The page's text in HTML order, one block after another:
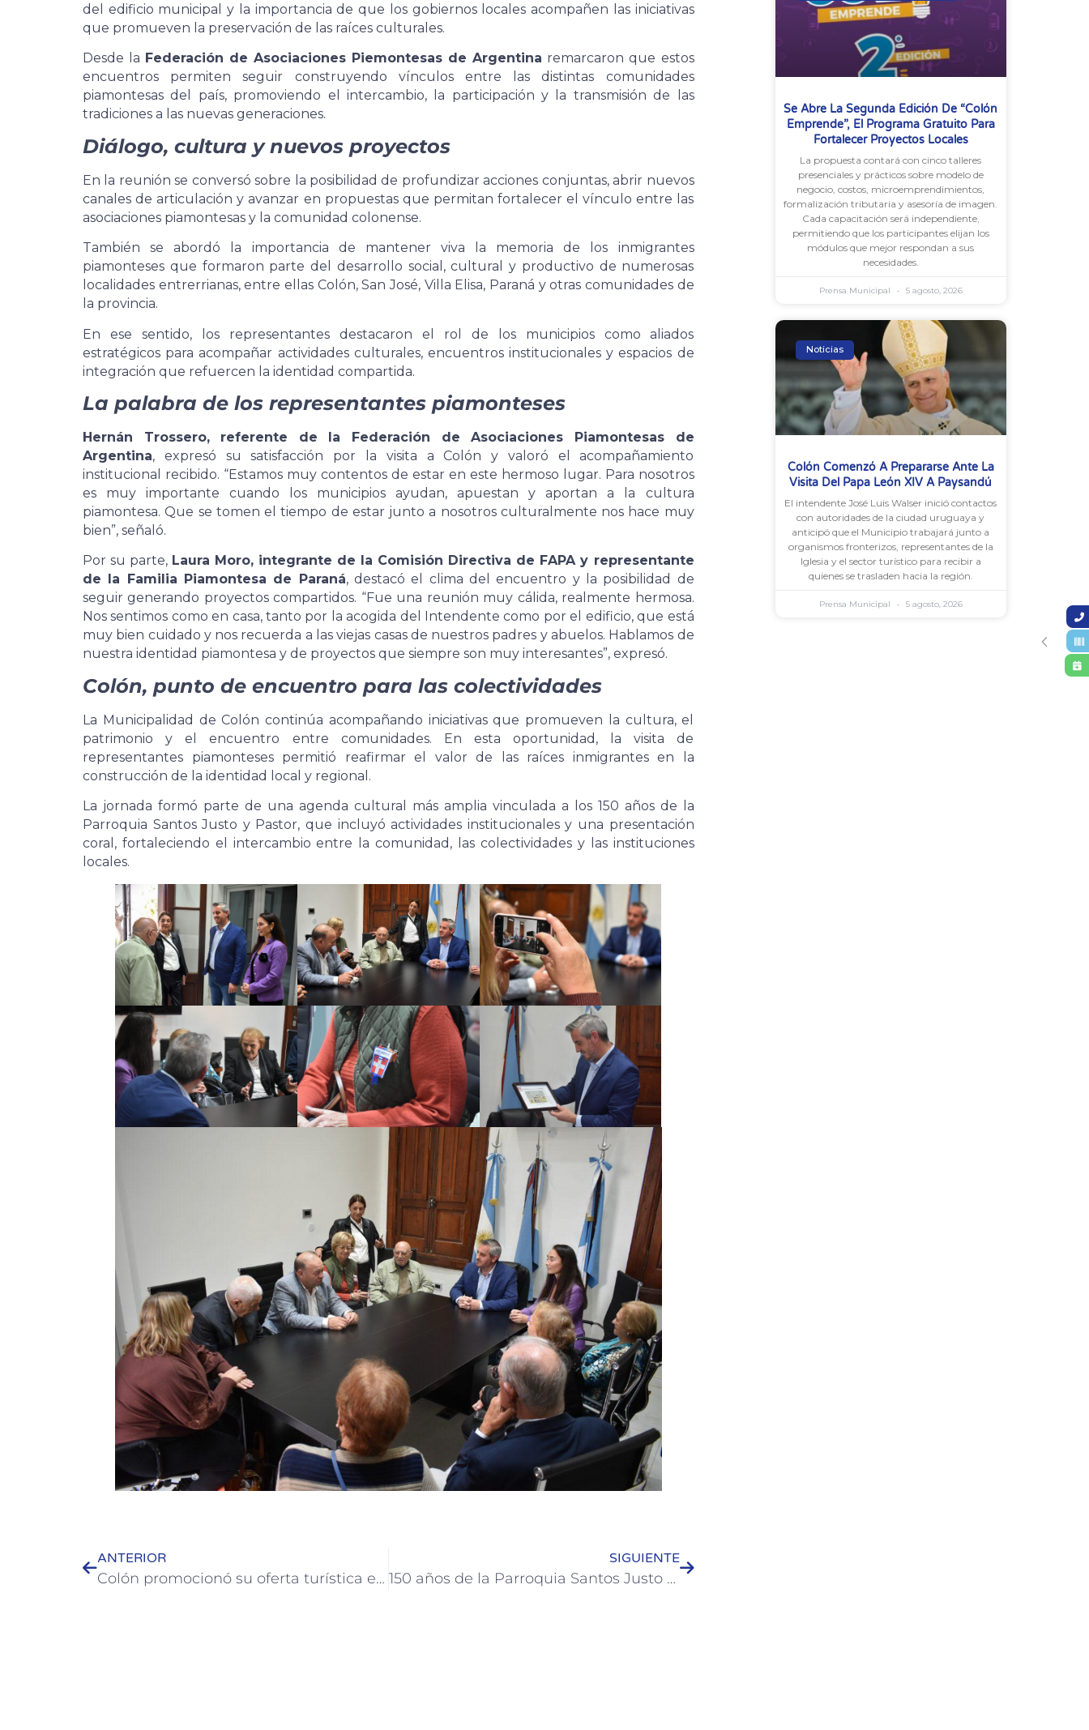
del edificio municipal y la importancia de que los gobiernos locales acompañen las iniciativas
que promueven la preservación de las raíces culturales.
Desde la Federación de Asociaciones Piemontesas de Argentina remarcaron que estos
encuentros permiten seguir construyendo vínculos entre las distintas comunidades
piamontesas del país, promoviendo el intercambio, la participación y la transmisión de las
tradiciones a las nuevas generaciones.
Diálogo, cultura y nuevos proyectos
En la reunión se conversó sobre la posibilidad de profundizar acciones conjuntas, abrir nuevos
canales de articulación y avanzar en propuestas que permitan fortalecer el vínculo entre las
asociaciones piamontesas y la comunidad colonense.
También se abordó la importancia de mantener viva la memoria de los inmigrantes
piamonteses que formaron parte del desarrollo social, cultural y productivo de numerosas
localidades entrerrianas, entre ellas Colón, San José, Villa Elisa, Paraná y otras comunidades de
la provincia.
En ese sentido, los representantes destacaron el rol de los municipios como aliados
estratégicos para acompañar actividades culturales, encuentros institucionales y espacios de
integración que refuercen la identidad compartida.
La palabra de los representantes piamonteses
Hernán Trossero, referente de la Federación de Asociaciones Piamontesas de
Argentina, expresó su satisfacción por la visita a Colón y valoró el acompañamiento
institucional recibido. “Estamos muy contentos de estar en este hermoso lugar. Para nosotros
es muy importante cuando los municipios ayudan, apuestan y aportan a la cultura
piamontesa. Que se tomen el tiempo de estar junto a nosotros culturalmente nos hace muy
bien”, señaló.
Por su parte, Laura Moro, integrante de la Comisión Directiva de FAPA y representante
de la Familia Piamontesa de Paraná, destacó el clima del encuentro y la posibilidad de
seguir generando proyectos compartidos. “Fue una reunión muy cálida, realmente hermosa.
Nos sentimos como en casa, tanto por la acogida del Intendente como por el edificio, que está
muy bien cuidado y nos recuerda a las viejas casas de nuestros padres y abuelos. Hablamos de
nuestra identidad piamontesa y de proyectos que siempre son muy interesantes”, expresó.
Colón, punto de encuentro para las colectividades
La Municipalidad de Colón continúa acompañando iniciativas que promueven la cultura, el
patrimonio y el encuentro entre comunidades. En esta oportunidad, la visita de
representantes piamonteses permitió reafirmar el valor de las raíces inmigrantes en la
construcción de la identidad local y regional.
La jornada formó parte de una agenda cultural más amplia vinculada a los 150 años de la
Parroquia Santos Justo y Pastor, que incluyó actividades institucionales y una presentación
coral, fortaleciendo el intercambio entre la comunidad, las colectividades y las instituciones
locales.
ANTERIOR
Colón promocionó su oferta turística en el 51° Congreso de Agentes de Viajes FAEVYT en Mendoza
SIGUIENTE
150 años de la Parroquia Santos Justo y Pastor: se llevó a cabo un encuentro coral
Se Abre La Segunda Edición De “Colón
Emprende”, El Programa Gratuito Para
Fortalecer Proyectos Locales
La propuesta contará con cinco talleres
presenciales y prácticos sobre modelo de
negocio, costos, microemprendimientos,
formalización tributaria y asesoría de imagen.
Cada capacitación será independiente,
permitiendo que los participantes elijan los
módulos que mejor respondan a sus
necesidades.
Prensa Municipal 5 agosto, 2026
Noticias
Colón Comenzó A Prepararse Ante La
Visita Del Papa León XIV A Paysandú
El intendente José Luis Walser inició contactos
con autoridades de la ciudad uruguaya y
anticipó que el Municipio trabajará junto a
organismos fronterizos, representantes de la
Iglesia y el sector turístico para recibir a
quienes se trasladen hacia la región.
Prensa Municipal 5 agosto, 2026